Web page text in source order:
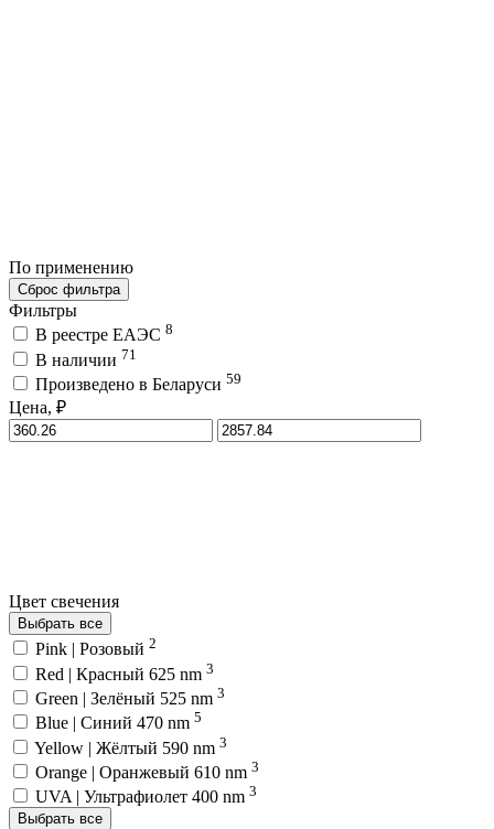
По применению
Сброс фильтра
Фильтры
В реестре ЕАЭС 8
В наличии 71
Произведено в Беларуси 59
Цена, ₽
Цвет свечения
Выбрать все
Pink | Розовый 2
Red | Красный 625 nm 3
Green | Зелёный 525 nm 3
Blue | Синий 470 nm 5
Yellow | Жёлтый 590 nm 3
Orange | Оранжевый 610 nm 3
UVA | Ультрафиолет 400 nm 3
Выбрать все